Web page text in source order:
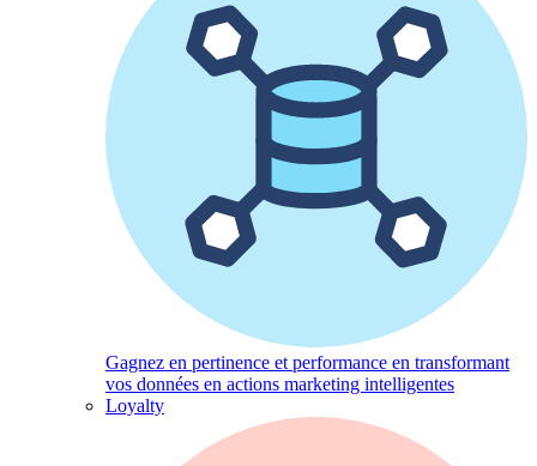
Gagnez en pertinence et performance en transformant
vos données en actions marketing intelligentes
Loyalty